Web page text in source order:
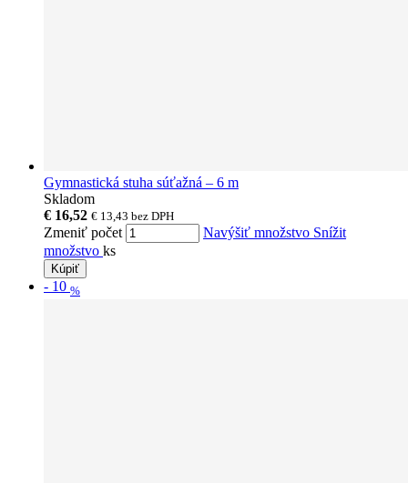
Gymnastická stuha súťažná – 6 m
Skladom
€ 16,52 € 13,43 bez DPH
Zmeniť počet Navýšiť množstvo Snížit
množstvo ks
Kúpiť
- 10 %